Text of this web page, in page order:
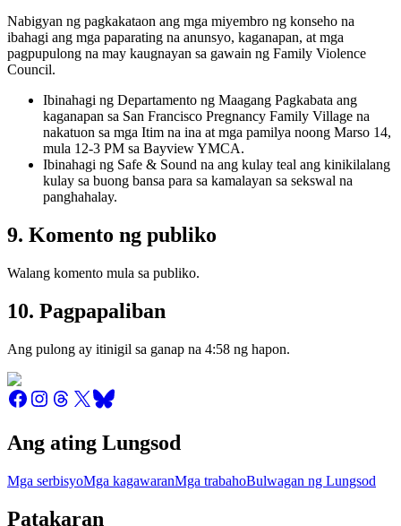
Nabigyan ng pagkakataon ang mga miyembro ng konseho na
ibahagi ang mga paparating na anunsyo, kaganapan, at mga
pagpupulong na may kaugnayan sa gawain ng Family Violence
Council.
Ibinahagi ng Departamento ng Maagang Pagkabata ang
kaganapan sa San Francisco Pregnancy Family Village na
nakatuon sa mga Itim na ina at mga pamilya noong Marso 14,
mula 12-3 PM sa Bayview YMCA.
Ibinahagi ng Safe & Sound na ang kulay teal ang kinikilalang
kulay sa buong bansa para sa kamalayan sa sekswal na
panghahalay.
9. Komento ng publiko
Walang komento mula sa publiko.
10. Pagpapaliban
Ang pulong ay itinigil sa ganap na 4:58 ng hapon.
Ang ating Lungsod
Mga serbisyoMga kagawaranMga trabahoBulwagan ng Lungsod
Patakaran